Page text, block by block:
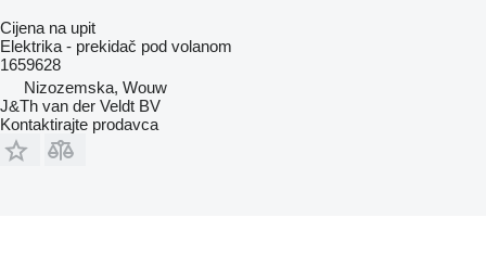
Cijena na upit
Elektrika - prekidač pod volanom
1659628
Nizozemska, Wouw
J&Th van der Veldt BV
Kontaktirajte prodavca